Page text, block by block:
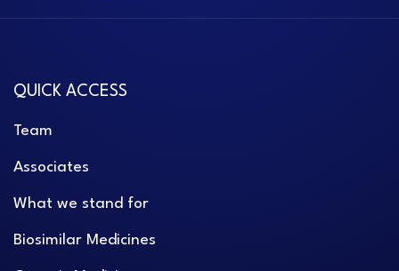
QUICK ACCESS
Team
Associates
What we stand for
Biosimilar Medicines